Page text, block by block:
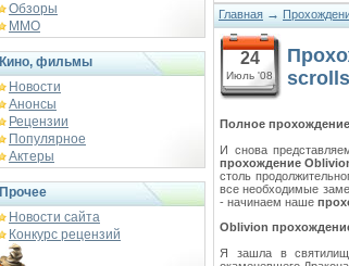
Обзоры
ММО
Кино, фильмы
Новости
Анонсы
Рецензии
Популярное
Актеры
Прочее
Новости сайта
Конкурс рецензий
Главная →
24
Июль '08
Полное
И снова
прохождение
столь
все необходимые
- начинаем наше
Oblivion
Я зашла в